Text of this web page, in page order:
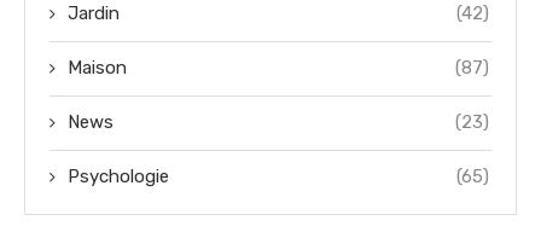
Jardin (42)
Maison (87)
News (23)
Psychologie (65)